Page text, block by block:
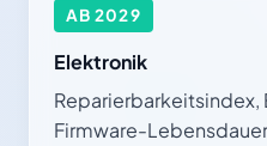
AB 2029
Elektronik
Reparierbarkeitsindex,
Firmware-